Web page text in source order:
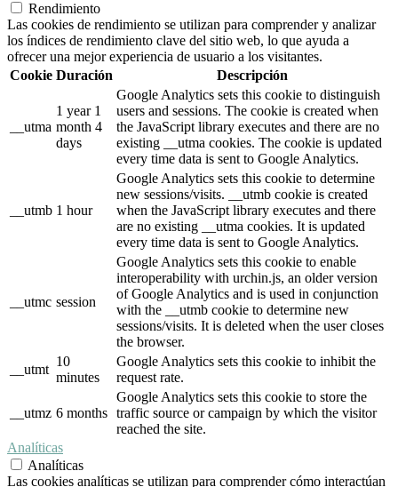
Rendimiento
Las cookies de rendimiento se utilizan para comprender y analizar
los índices de rendimiento clave del sitio web, lo que ayuda a
ofrecer una mejor experiencia de usuario a los visitantes.
Cookie Duración Descripción
__utma
1 year 1
month 4
days
Google Analytics sets this cookie to distinguish
users and sessions. The cookie is created when
the JavaScript library executes and there are no
existing __utma cookies. The cookie is updated
every time data is sent to Google Analytics.
__utmb 1 hour
Google Analytics sets this cookie to determine
new sessions/visits. __utmb cookie is created
when the JavaScript library executes and there
are no existing __utma cookies. It is updated
every time data is sent to Google Analytics.
__utmc session
Google Analytics sets this cookie to enable
interoperability with urchin.js, an older version
of Google Analytics and is used in conjunction
with the __utmb cookie to determine new
sessions/visits. It is deleted when the user closes
the browser.
__utmt
10
minutes
Google Analytics sets this cookie to inhibit the
request rate.
__utmz 6 months
Google Analytics sets this cookie to store the
traffic source or campaign by which the visitor
reached the site.
Analíticas
Analíticas
Las cookies analíticas se utilizan para comprender cómo interactúan